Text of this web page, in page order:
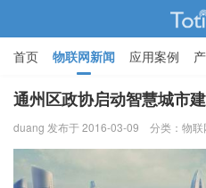
物联网的那
首页 物联网新闻 应用案例
智能家居
通州区政协启动智慧城市
duang 发布于 2016-03-09 分类： 物联